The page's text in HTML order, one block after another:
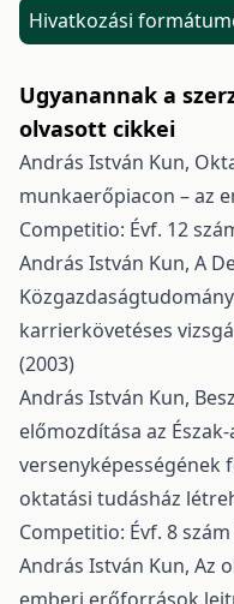
Hivatkozási
Ugyanannak a
olvasott cikkei
András István Kun,
munkaerőpiacon – az
Competitio: Évf. 12
András István Kun, A
karrierkövetéses
(2003)
András István Kun,
előmozdítása az
oktatási tudásház
Competitio: Évf. 8 szám
András István Kun, Az